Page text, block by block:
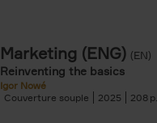
Marketing (ENG) (EN)
Reinventing the basics
Igor Nowé
Couverture souple
2025 208